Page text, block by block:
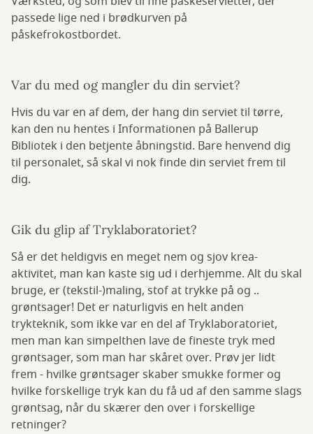
passede lige ned i brødkurven på
påskefrokostbordet.
Var du med og mangler du din serviet?
Hvis du var en af dem, der hang din serviet til tørre,
kan den nu hentes i Informationen på Ballerup
Bibliotek i den betjente åbningstid. Bare henvend dig
til personalet, så skal vi nok finde din serviet frem til
dig.
Gik du glip af Tryklaboratoriet?
Så er det heldigvis en meget nem og sjov krea-
aktivitet, man kan kaste sig ud i derhjemme. Alt du skal
bruge, er (tekstil-)maling, stof at trykke på og ..
grøntsager! Det er naturligvis en helt anden
trykteknik, som ikke var en del af Tryklaboratoriet,
men man kan simpelthen lave de fineste tryk med
grøntsager, som man har skåret over. Prøv jer lidt
frem - hvilke grøntsager skaber smukke former og
hvilke forskellige tryk kan du få ud af den samme slags
grøntsag, når du skærer den over i forskellige
retninger?